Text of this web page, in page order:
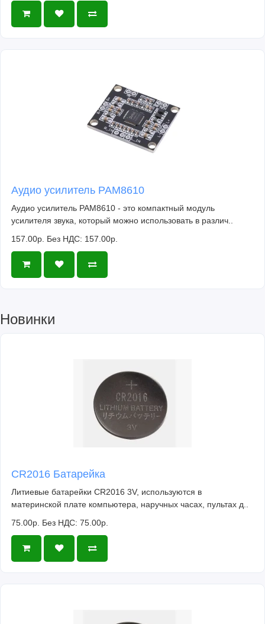
Аудио усилитель PAM8610
Аудио усилитель PAM8610 - это компактный модуль
усилителя звука, который можно использовать в различ..
157.00р. Без НДС: 157.00р.
Новинки
CR2016 Батарейка
Литиевые батарейки CR2016 3V, используются в
материнской плате компьютера, наручных часах, пультах д..
75.00р. Без НДС: 75.00р.